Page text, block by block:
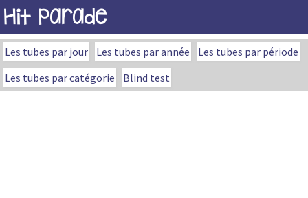
Hit Parade
Les tubes par jour Les tubes par année
Les tubes par période
Les tubes par catégorie
Blind test